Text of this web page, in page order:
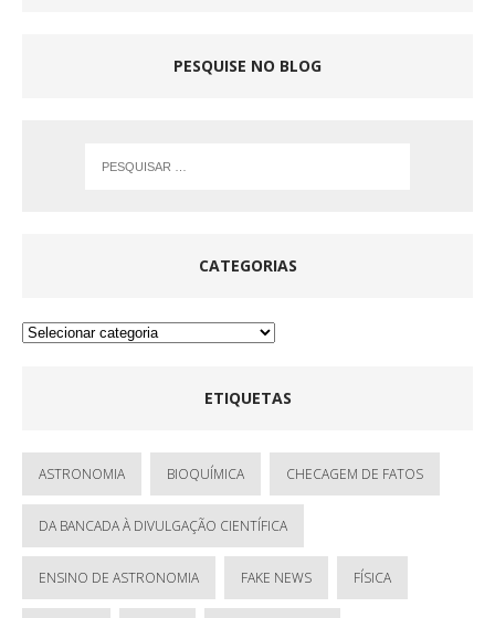
PESQUISE NO BLOG
CATEGORIAS
ETIQUETAS
ASTRONOMIA BIOQUÍMICA CHECAGEM DE FATOS
DA BANCADA À DIVULGAÇÃO CIENTÍFICA
ENSINO DE ASTRONOMIA FAKE NEWS FÍSICA